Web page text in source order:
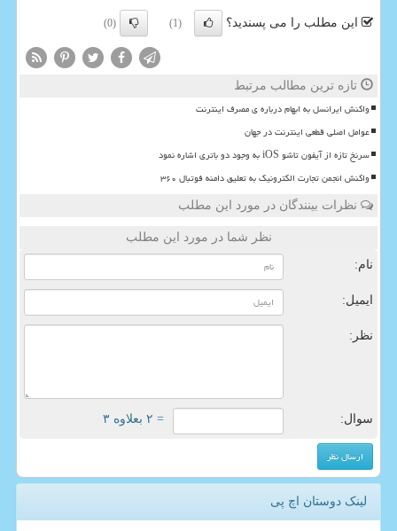
این مطلب را می پسندید؟ (1)
(0)
تازه ترین مطالب مرتبط
واکنش ایرانسل به ابهام درباره ی مصرف اینترنت
عوامل اصلی قطعی اینترنت در جهان
سرنخ تازه از آیفون تاشو iOS به وجود دو باتری اشاره نمود
واکنش انجمن تجارت الکترونیک به تعلیق دامنه فوتبال ۳۶۰
نظرات بینندگان در مورد این مطلب
نظر شما در مورد این مطلب
نام:
ایمیل:
نظر:
سوال: = ۲ بعلاوه ۳
لینک دوستان اچ پی